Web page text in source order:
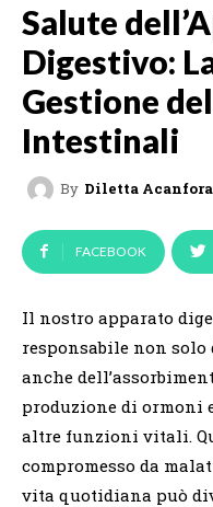
Salute
Digestivo:
Gestione
Intestinali
By Diletta Acanfora
FACEBOOK
Il nostro apparato
responsabile non solo
anche
produzione di ormoni
altre funzioni vitali.
compromesso da
vita quotidiana può